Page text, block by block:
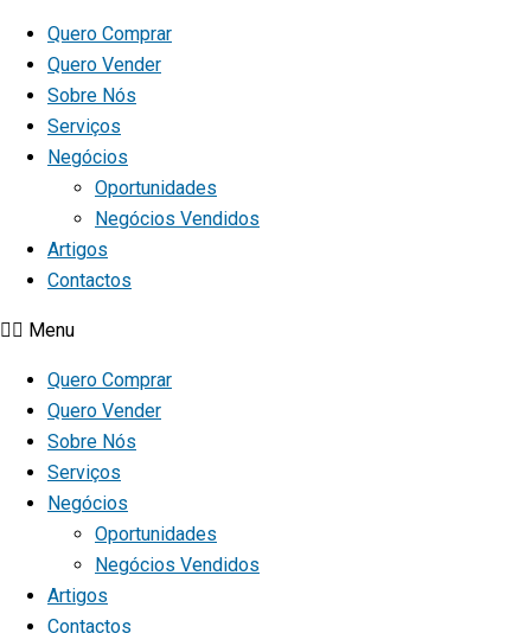
Quero Comprar
Quero Vender
Sobre Nós
Serviços
Negócios
Oportunidades
Negócios Vendidos
Artigos
Contactos
Menu
Quero Comprar
Quero Vender
Sobre Nós
Serviços
Negócios
Oportunidades
Negócios Vendidos
Artigos
Contactos